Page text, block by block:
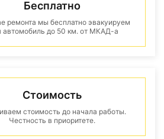
Бесплатно
ремонта мы бесплатно эвакуируем
автомобиль до 50 км. от МКАД-а
Стоимость
стоимость до начала работы.
Честность в приоритете.